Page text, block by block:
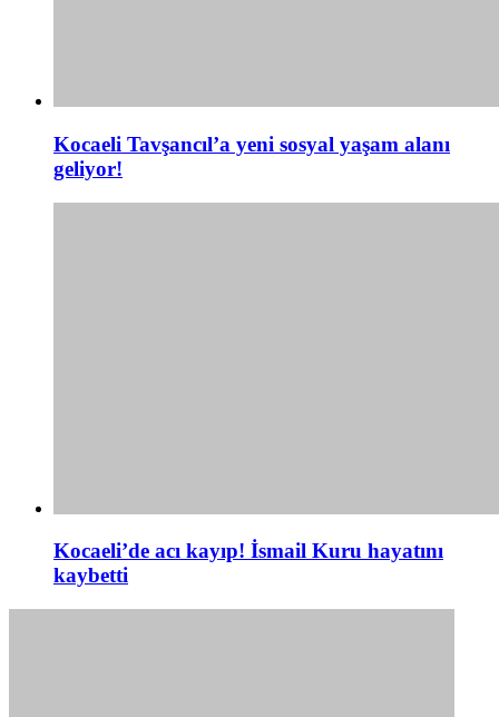
Kocaeli Tavşancıl’a yeni sosyal yaşam alanı
geliyor!
Kocaeli’de acı kayıp! İsmail Kuru hayatını
kaybetti